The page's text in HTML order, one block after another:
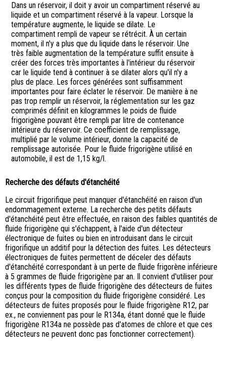
Dans un réservoir, il doit y avoir un compartiment réservé au
liquide et un compartiment réservé à la vapeur. Lorsque la
température augmente, le liquide se dilate. Le
compartiment rempli de vapeur se rétrécit. À un certain
moment, il n'y a plus que du liquide dans le réservoir. Une
très faible augmentation de la température suffit ensuite à
créer des forces très importantes à l'intérieur du réservoir
car le liquide tend à continuer à se dilater alors qu'il n'y a
plus de place. Les forces générées sont suffisamment
importantes pour faire éclater le réservoir. De manière à ne
pas trop remplir un réservoir, la réglementation sur les gaz
comprimés définit en kilogrammes le poids de fluide
frigorigène pouvant être rempli par litre de contenance
intérieure du réservoir. Ce coefficient de remplissage,
multiplié par le volume intérieur, donne la capacité de
remplissage autorisée. Pour le fluide frigorigène utilisé en
automobile, il est de 1,15 kg/l.
Recherche des défauts d'étanchéité
Le circuit frigorifique peut manquer d'étanchéité en raison d'un
endommagement externe. La recherche des petits défauts
d'étanchéité peut être effectuée, en raison des faibles quantités de
fluide frigorigène qui s'échappent, à l'aide d'un détecteur
électronique de fuites ou bien en introduisant dans le circuit
frigorifique un additif pour la détection des fuites. Les détecteurs
électroniques de fuites permettent de déceler des défauts
d'étanchéité correspondant à un perte de fluide frigorène inférieure
à 5 grammes de fluide frigorigène par an. Il convient d'utiliser pour
les différents types de fluide frigorigène des détecteurs de fuites
conçus pour la composition du fluide frigorigène considéré. Les
détecteurs de fuites proposés pour le fluide frigorigène R12, par
ex., ne conviennent pas pour le R134a, étant donné que le fluide
frigorigène R134a ne possède pas d'atomes de chlore et que ces
détecteurs ne peuvent donc pas fonctionner correctement).